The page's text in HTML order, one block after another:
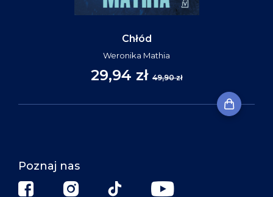
Chłód
Weronika Mathia
29,94 zł 49,90 zł
Poznaj nas